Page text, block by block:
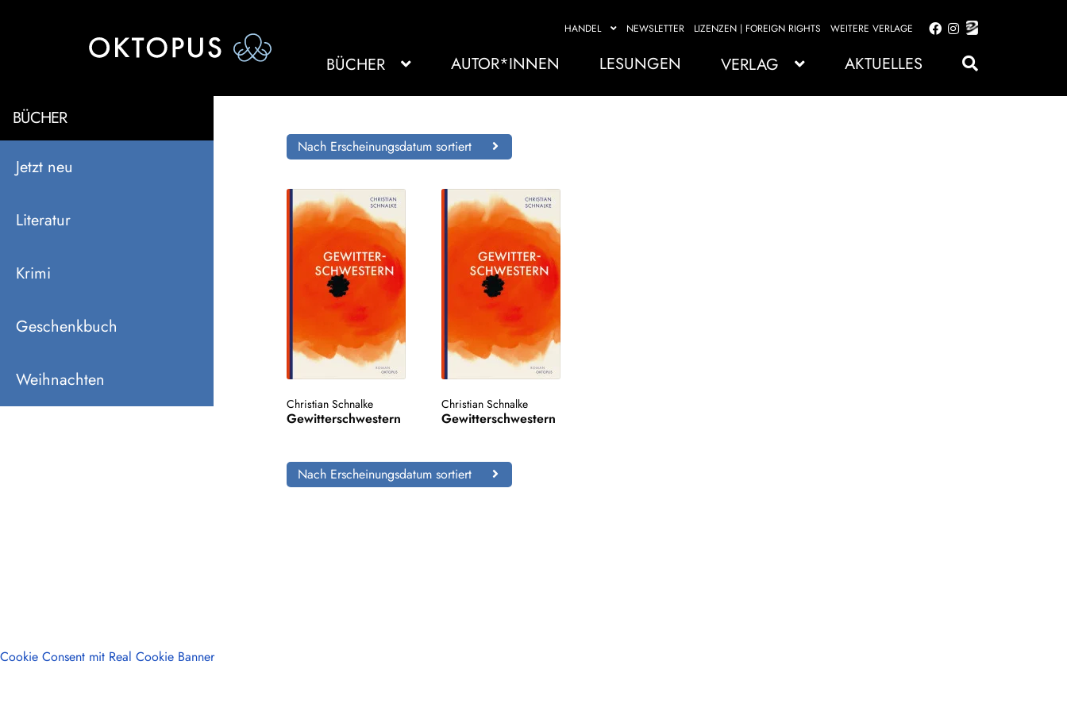
HANDEL NEWSLETTER LIZENZEN | FOREIGN RIGHTS WEITERE VERLAGE
Zur
springen
Zum
springen
BÜCHER AUTOR*INNEN LESUNGEN VERLAG AKTUELLES
BÜCHER
Jetzt neu
Literatur
Krimi
Geschenkbuch
Weihnachten
Nach Erscheinungsdatum sortiert
Christian Schnalke
Gewitterschwestern
Christian Schnalke
Gewitterschwestern
Nach Erscheinungsdatum sortiert
Cookie Consent mit Real Cookie Banner